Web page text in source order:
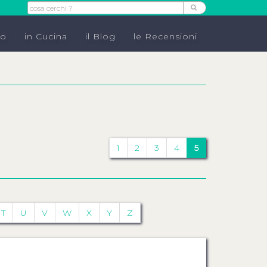
in Cucina il Blog le Recensioni
1 2 3 4 5
T U V W X Y Z